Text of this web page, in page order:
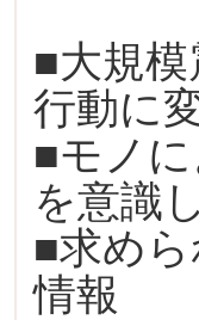
■大規
行動に
■モノ
を意識
■求め
情報